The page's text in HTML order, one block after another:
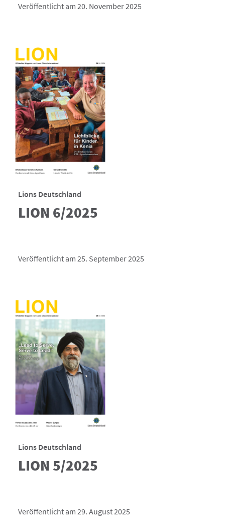
Veröffentlicht am 20. November 2025
Lions Deutschland
LION 6/2025
Veröffentlicht am 25. September 2025
Lions Deutschland
LION 5/2025
Veröffentlicht am 29. August 2025